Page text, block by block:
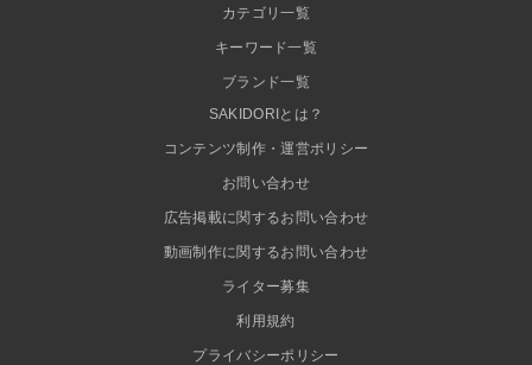
カテゴリ一覧
キーワード一覧
ブランド一覧
SAKIDORIとは？
コンテンツ制作・運営ポリシー
お問い合わせ
広告掲載に関するお問い合わせ
動画制作に関するお問い合わせ
ライター募集
利用規約
プライバシーポリシー